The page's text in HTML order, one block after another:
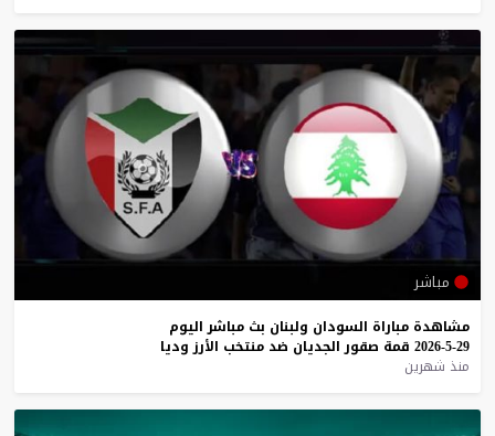
مباشر
مشاهدة مباراة السودان ولبنان بث مباشر اليوم
29-5-2026
قمة صقور الجديان ضد منتخب الأرز وديا
منذ شهرين